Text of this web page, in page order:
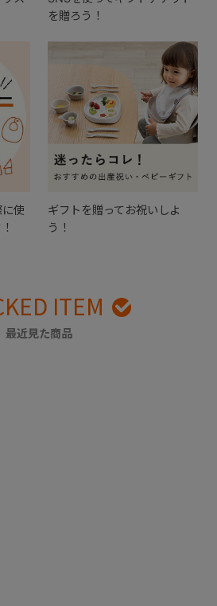
を贈ろう！
使
ギフトを贈ってお祝いしよ
う！
ITEM
最近見た商品